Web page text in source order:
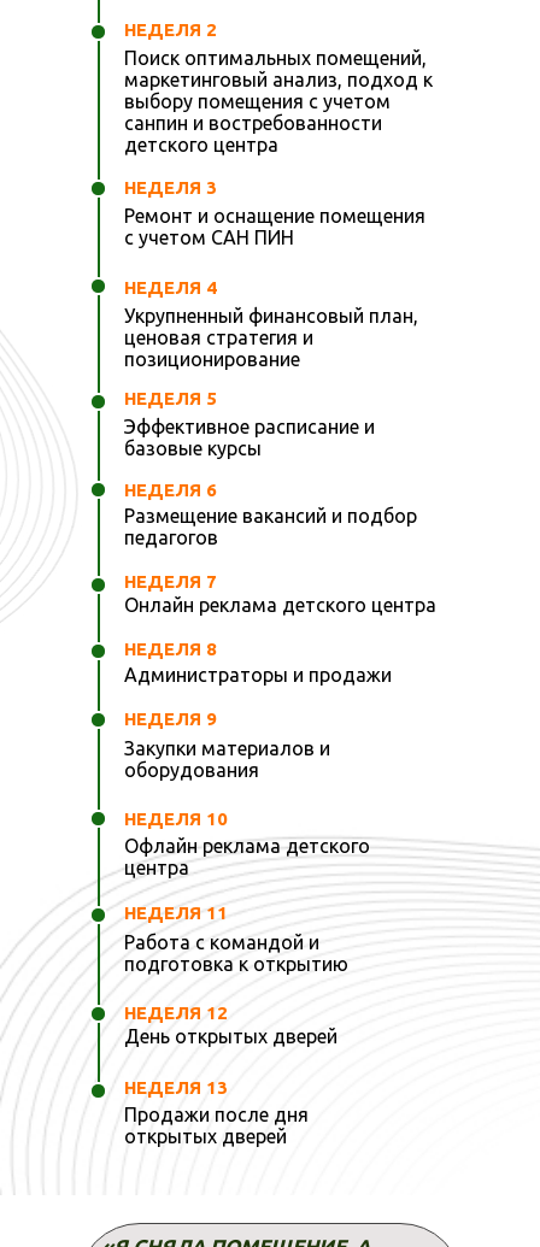
НЕДЕЛЯ 2
Ремонт и оснащение помещения
с учетом САН ПИН
НЕДЕЛЯ 3
Поиск оптимальных помещений,
маркетинговый анализ, подход к
выбору помещения с учетом
санпин и востребованности
детского центра
НЕДЕЛЯ 4
Укрупненный финансовый план,
ценовая стратегия и
позиционирование
Эффективное расписание и
базовые курсы
НЕДЕЛЯ 5
НЕДЕЛЯ 6
Размещение вакансий и подбор
педагогов
Онлайн реклама детского центра
НЕДЕЛЯ 7
НЕДЕЛЯ 8
Администраторы и продажи
Закупки материалов и
оборудования
НЕДЕЛЯ 9
НЕДЕЛЯ 10
Офлайн реклама детского
центра
Работа с командой и
подготовка к открытию
НЕДЕЛЯ 11
НЕДЕЛЯ 12
День открытых дверей
Продажи после дня
открытых дверей
НЕДЕЛЯ 13
5 490
₽
ЗАПИСАТЬСЯ
нуля от экспертов практиков
дополнительные документы в
уроках
ответы на вопросы на платформе
5 490₽
ТАРИФ СТАНДАРТ +
до 28 мая 23.59